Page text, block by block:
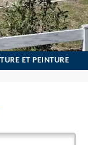
ET PEINTURE